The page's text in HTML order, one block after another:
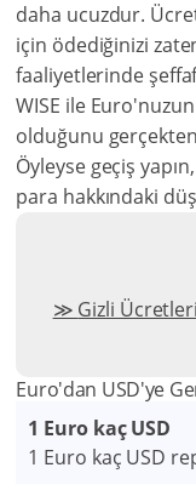
daha ucuzdur.
için ödediğinizi
faaliyetlerinde
WISE ile
olduğunu
Öyleyse geçiş
para hakkındaki
Gizli
Euro'dan USD'ye
1 Euro kaç USD
1 Euro kaç USD